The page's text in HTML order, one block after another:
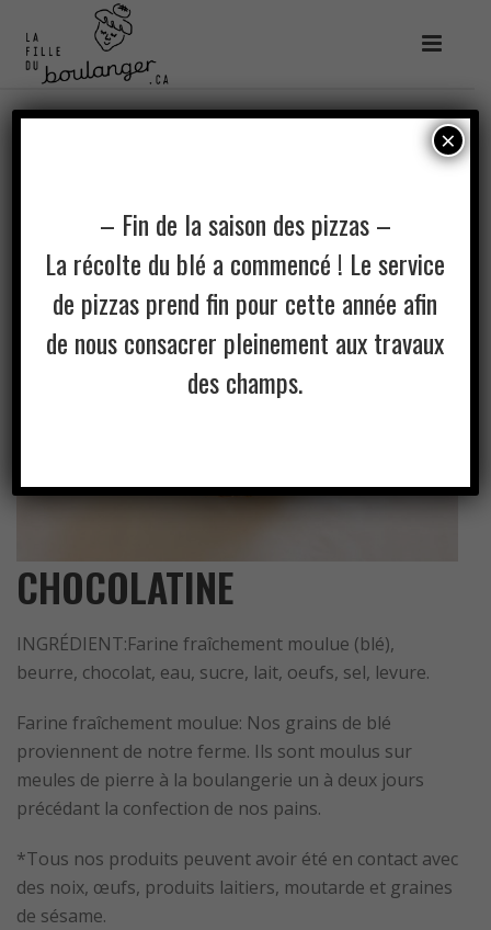
CHOCOLATINE
INGRÉDIENT:Farine fraîchement moulue (blé),
beurre, chocolat, eau, sucre, lait, oeufs, sel, levure.
Farine fraîchement moulue: Nos grains de blé
proviennent de notre ferme. Ils sont moulus sur
meules de pierre à la boulangerie un à deux jours
précédant la confection de nos pains.
*Tous nos produits peuvent avoir été en contact avec
des noix, œufs, produits laitiers, moutarde et graines
de sésame.
– Fin de la saison des pizzas –
La récolte du blé a commencé ! Le service
de pizzas prend fin pour cette année afin
de nous consacrer pleinement aux travaux
des champs.
×